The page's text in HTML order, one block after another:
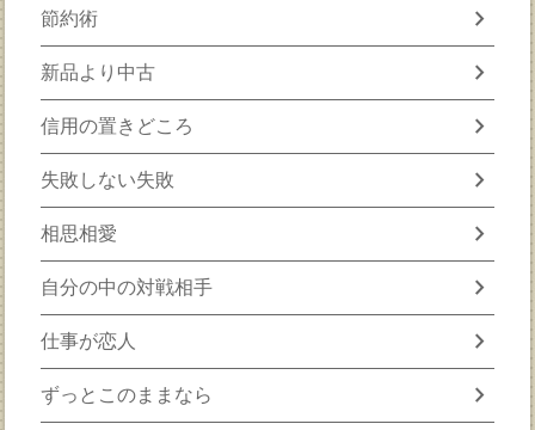
節約術 chevron_right
新品より中古 chevron_right
信用の置きどころ chevron_right
失敗しない失敗 chevron_right
相思相愛 chevron_right
自分の中の対戦相手 chevron_right
仕事が恋人 chevron_right
ずっとこのままなら chevron_right